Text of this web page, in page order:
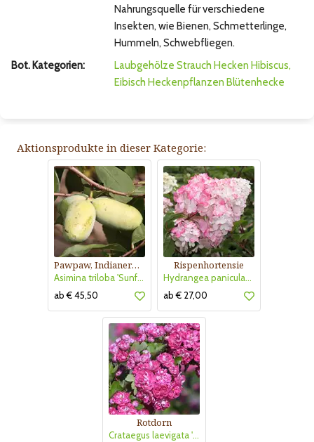
Nahrungsquelle für verschiedene
Insekten, wie Bienen, Schmetterlinge,
Hummeln, Schwebfliegen.
Bot. Kategorien:
Laubgehölze Strauch Hecken Hibiscus,
Eibisch Heckenpflanzen Blütenhecke
Aktionsprodukte in dieser Kategorie:
Pawpaw, Indianerbanane
Asimina triloba 'Sunflower'
ab € 45,50
Rispenhortensie
Hydrangea paniculata 'Vanille Fraise'
ab € 27,00
Rotdorn
Crataegus laevigata 'Pauls Scarlet'